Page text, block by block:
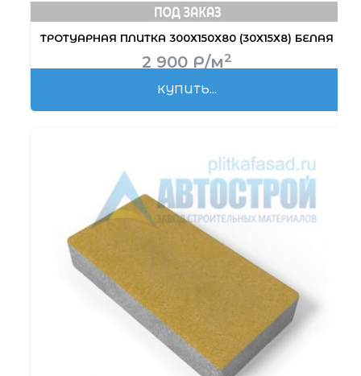
ТРОТУАРНАЯ ПЛИТКА 300Х150Х80 (30Х15Х8) БЕЛАЯ
2 900 Р/м2
КУПИТЬ...